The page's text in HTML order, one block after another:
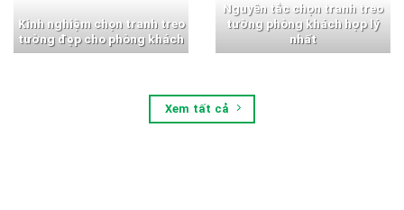
Kinh nghiệm chọn tranh treo
tường đẹp cho phòng khách
Nguyên tắc chọn tranh treo
tường phòng khách hợp lý
nhất
Xem tất cả